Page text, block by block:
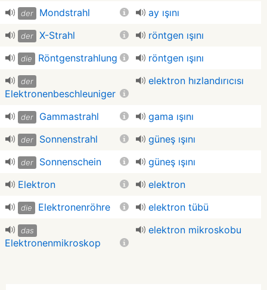
der Mondstrahl ay ışını
der X-Strahl röntgen ışını
die Röntgenstrahlung röntgen ışını
der
Elektronenbeschleuniger
elektron hızlandırıcısı
der Gammastrahl gama ışını
der Sonnenstrahl güneş ışını
der Sonnenschein
güneş ışını
Elektron
elektron
die Elektronenröhre elektron tübü
das
Elektronenmikroskop
elektron mikroskobu